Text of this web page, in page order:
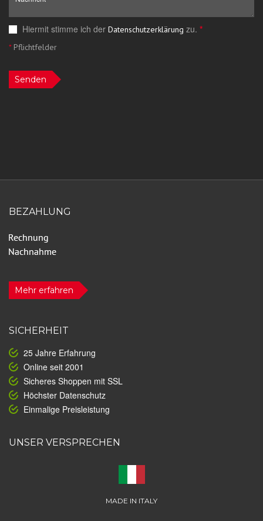
Hiermit stimme ich der Datenschutzerklärung zu. *
*Pflichtfelder
Senden
BEZAHLUNG
Mehr erfahren
SICHERHEIT
25 Jahre Erfahrung
Online seit 2001
Sicheres Shoppen mit SSL
Höchster Datenschutz
Einmalige Preisleistung
UNSER VERSPRECHEN
MADE IN ITALY